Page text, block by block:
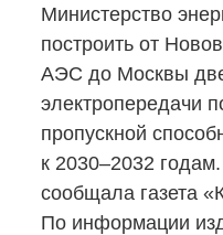
Министерство
построить от
АЭС до Москвы
электропередачи
пропускной
к 2030–2032
сообщала газета
По информации